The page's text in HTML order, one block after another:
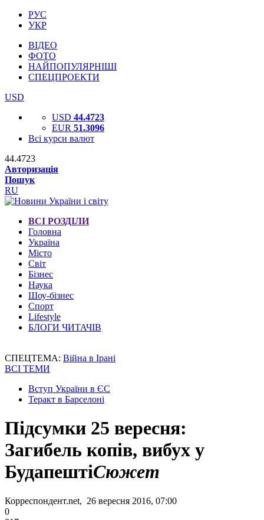
РУС
УКР
ВІДЕО
ФОТО
НАЙПОПУЛЯРНІШІ
СПЕЦПРОЕКТИ
USD
USD 44.4723
EUR 51.3096
Всі курси валют
44.4723
Авторизація
Пошук
RU
ВСІ РОЗДІЛИ
Головна
Україна
Місто
Світ
Бізнес
Наука
Шоу-бізнес
Спорт
Lifestyle
БЛОГИ ЧИТАЧІВ
СПЕЦТЕМА: Війна в Ірані
ВСІ ТЕМИ
Вступ України в ЄС
Теракт в Барселоні
Підсумки 25 вересня:
Загибель копів, вибух у
БудапештіСюжет
Корреспондент.net, 26 вересня 2016, 07:00
0